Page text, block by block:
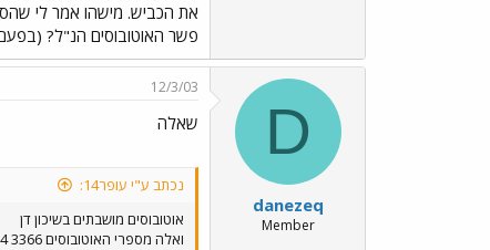
את הכביש. מישהו אמר לי
פשר האוטובוסים הנ"ל?
D
danezeq
Member
12/3/03
שאלה
נכתב ע"י עופר14:
אוטובוסים מושבתים בשיכון דן